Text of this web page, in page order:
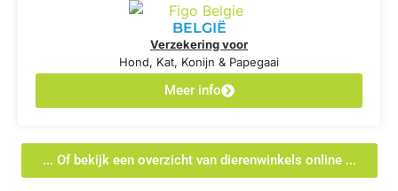
BELGIË
Verzekering voor
Hond, Kat, Konijn & Papegaai
Meer info
... Of bekijk een overzicht van dierenwinkels online ...